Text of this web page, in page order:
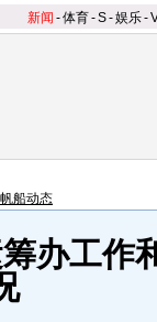
新闻 -体育-S-娱乐-
帆船动态
办工作